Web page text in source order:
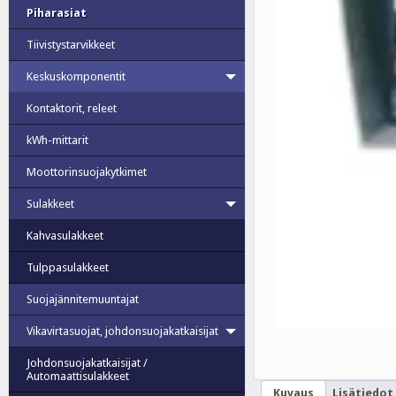
Kuvaus Lisätiedot
Piharasiat
Tiivistystarvikkeet
Keskuskomponentit
Kontaktorit, releet
kWh-mittarit
Moottorinsuojakytkimet
Sulakkeet
Kahvasulakkeet
Tulppasulakkeet
Suojajännitemuuntajat
Vikavirtasuojat, johdonsuojakatkaisijat
Johdonsuojakatkaisijat /
Automaattisulakkeet